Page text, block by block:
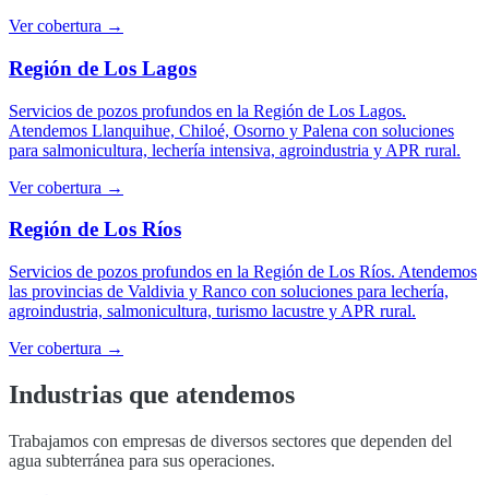
Ver cobertura →
Región de Los Lagos
Servicios de pozos profundos en la Región de Los Lagos.
Atendemos Llanquihue, Chiloé, Osorno y Palena con soluciones
para salmonicultura, lechería intensiva, agroindustria y APR rural.
Ver cobertura →
Región de Los Ríos
Servicios de pozos profundos en la Región de Los Ríos. Atendemos
las provincias de Valdivia y Ranco con soluciones para lechería,
agroindustria, salmonicultura, turismo lacustre y APR rural.
Ver cobertura →
Industrias que atendemos
Trabajamos con empresas de diversos sectores que dependen del
agua subterránea para sus operaciones.